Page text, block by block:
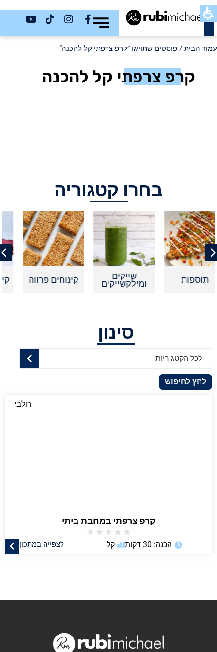
כשר
עמוד הבית / פוסטים שתוייגו ”קרפ צרפתי קל להכנה“
קרפ צרפתי קל להכנה
בחרו קטגוריה
ומילקשייקים קינוחים פרווה קינוחים
סינון
לכל הקטגוריות
לחץ לחיפוש
חלבי
קרפ צרפתי במחבת ביתי
★
★
★
★
★
לצפייה במתכון הכנה: 30 דקות קל